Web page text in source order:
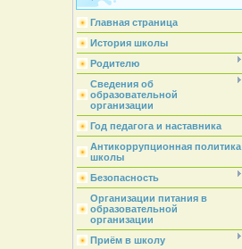
Главная страница
История школы
Родителю
Сведения об
образовательной
организации
Год педагога и наставника
Антикоррупционная политика
школы
Безопасность
Организации питания в
образовательной
организации
Приём в школу